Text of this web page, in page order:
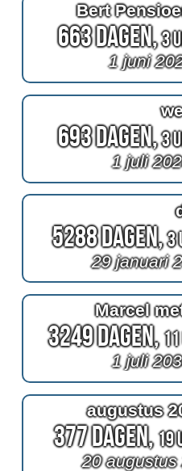
Bert
663 Dagen,3
1 juni
693 Dagen,3
1 juli
5288 Dagen,3
29 januari
Marcel
3249 Dagen,
1 juli
augustus
377 Dagen,19
20